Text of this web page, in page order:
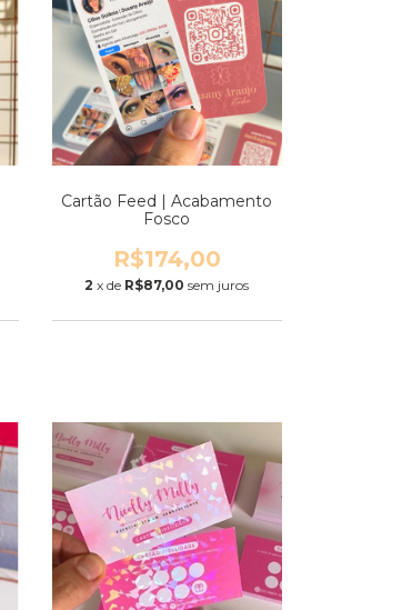
Cartão Feed | Acabamento
Fosco
R$174,00
2 x de R$87,00 sem juros